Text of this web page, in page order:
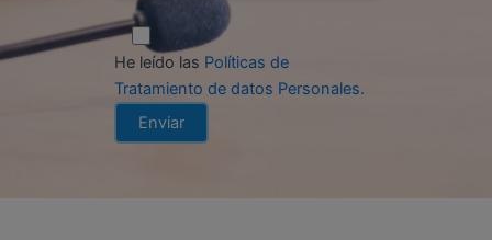
He leído las Políticas de
Tratamiento de datos Personales.